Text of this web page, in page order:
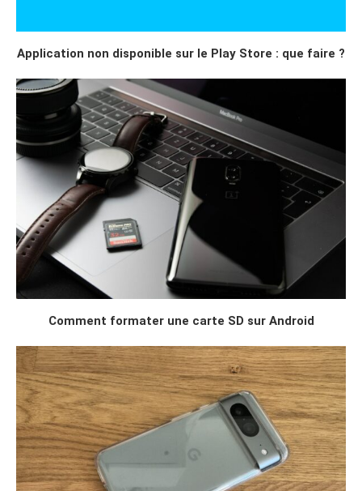
Application non disponible sur le Play Store : que faire ?
Comment formater une carte SD sur Android